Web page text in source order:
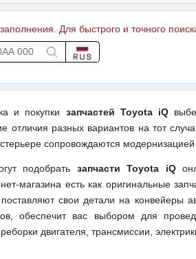
Для быстрого и точного
и покупки запчастей Toyota iQ
разных вариантов на тот
сопровождаются
подобрать запчасти Toyota iQ
магазина есть как оригинальные
свои детали на конвейеры
обеспечит вас выбором для
двигателя, трансмиссии,